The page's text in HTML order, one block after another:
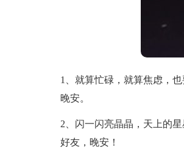
1、就算忙碌，就算焦虑，
晚安。
2、闪一闪亮晶晶，天上的
好友，晚安！